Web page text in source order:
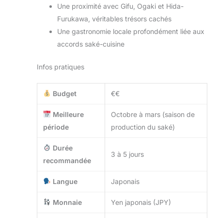
Une proximité avec Gifu, Ogaki et Hida-
Furukawa, véritables trésors cachés
Une gastronomie locale profondément liée aux
accords saké-cuisine
Infos pratiques
Budget €€
Meilleure
période
Octobre à mars (saison de
production du saké)
Durée
recommandée
3 à 5 jours
Langue Japonais
Monnaie Yen japonais (JPY)